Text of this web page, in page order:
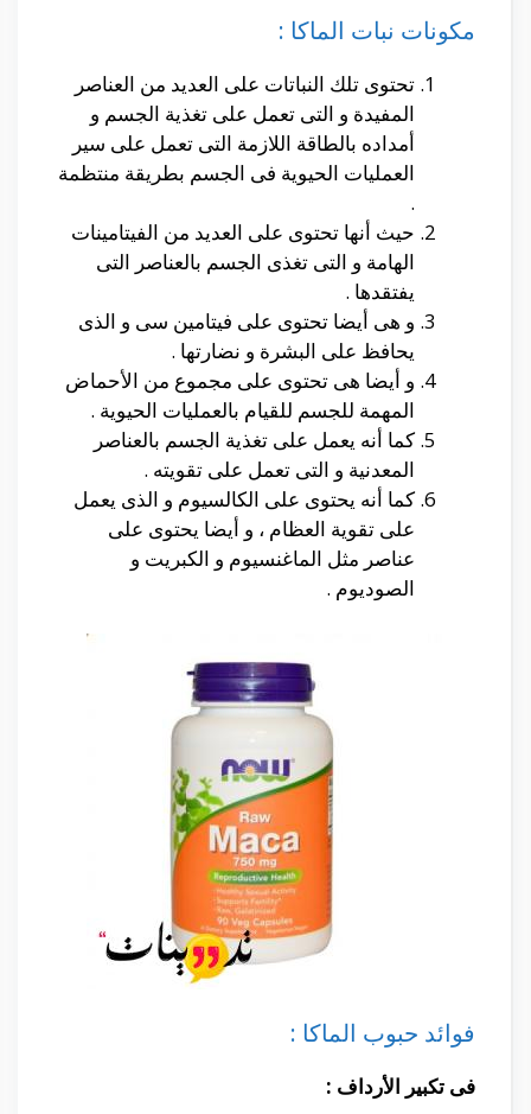
مكونات نبات الماكا :
تحتوى تلك النباتات على العديد من العناصر
المفيدة و التى تعمل على تغذية الجسم و
أمداده بالطاقة اللازمة التى تعمل على سير
العمليات الحيوية فى الجسم بطريقة منتظمة
.
حيث أنها تحتوى على العديد من الفيتامينات
الهامة و التى تغذى الجسم بالعناصر التى
يفتقدها .
و هى أيضا تحتوى على فيتامين سى و الذى
يحافظ على البشرة و نضارتها .
و أيضا هى تحتوى على مجموع من الأحماض
المهمة للجسم للقيام بالعمليات الحيوية .
كما أنه يعمل على تغذية الجسم بالعناصر
المعدنية و التى تعمل على تقويته .
كما أنه يحتوى على الكالسيوم و الذى يعمل
على تقوية العظام ، و أيضا يحتوى على
عناصر مثل الماغنسيوم و الكبريت و
الصوديوم .
فوائد حبوب الماكا :
فى تكبير الأرداف :